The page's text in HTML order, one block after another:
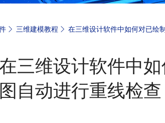
三维建模教程 在三维设计软件中如何对已绘
三维设计软件中
图自动进行重线检查